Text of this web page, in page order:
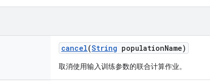
cancel(String populationName)
取消使用输入训练参数的联合计算作业。